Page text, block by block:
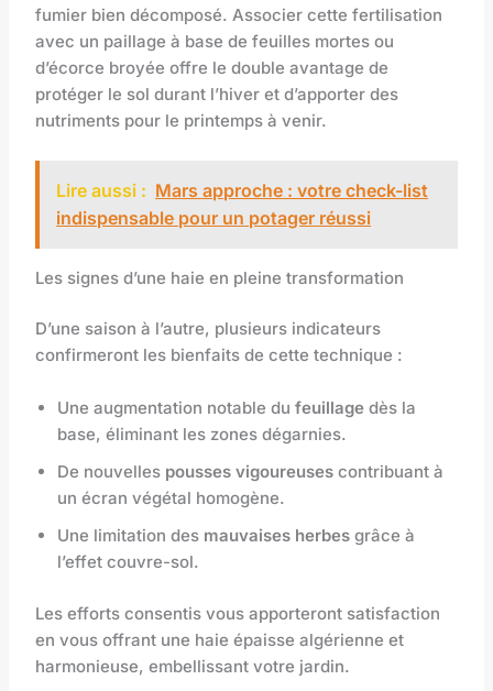
fumier bien décomposé. Associer cette fertilisation
avec un paillage à base de feuilles mortes ou
d’écorce broyée offre le double avantage de
protéger le sol durant l’hiver et d’apporter des
nutriments pour le printemps à venir.
Lire aussi : Mars approche : votre check-list
indispensable pour un potager réussi
Les signes d’une haie en pleine transformation
D’une saison à l’autre, plusieurs indicateurs
confirmeront les bienfaits de cette technique :
Une augmentation notable dufeuillage dès la
base, éliminant les zones dégarnies.
De nouvelles pousses vigoureuses contribuant à
un écran végétal homogène.
Une limitation des mauvaises herbes grâce à
l’effet couvre-sol.
Les efforts consentis vous apporteront satisfaction
en vous offrant une haie épaisse algérienne et
harmonieuse, embellissant votre jardin.